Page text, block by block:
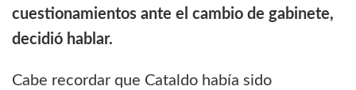
cuestionamientos ante el cambio de gabinete,
decidió hablar.
Cabe recordar que Cataldo había sido